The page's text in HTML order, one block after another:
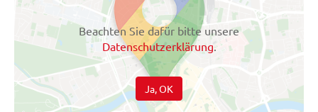
Beachten Sie dafür bitte unsere
Datenschutzerklärung.
Ja, OK